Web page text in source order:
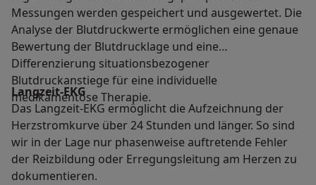
Messungen werden gespeichert und ausgewertet.​ Die
Analyse der Blutdruckwerte ermöglichen eine genaue
Bewertung der Blutdrucklage und eine
Differenzierung situationsbezogener
Blutdruckanstiege für eine individuelle
medikamentöse Therapie.
Langzeit-EKG
Das Langzeit-EKG ermöglicht die Aufzeichnung der
Herzstromkurve über 24 Stunden und länger. So sind
wir in der Lage nur phasenweise auftretende Fehler
der Reizbildung oder Erregungsleitung am Herzen zu
dokumentieren.